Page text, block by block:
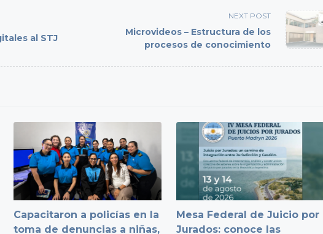
al STJ
NEXT POST
Microvideos – Estructura de los
procesos de conocimiento
Capacitaron a policías en la
toma de denuncias a niñas,
Mesa Federal de Juicio por
Jurados: conoce las